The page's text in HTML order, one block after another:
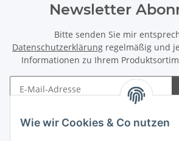
Wie wir Cookies & Co nutzen
Newsletter
Bitte senden Sie mir
Datenschutzerklärung regelmäßig und
Informationen zu Ihrem